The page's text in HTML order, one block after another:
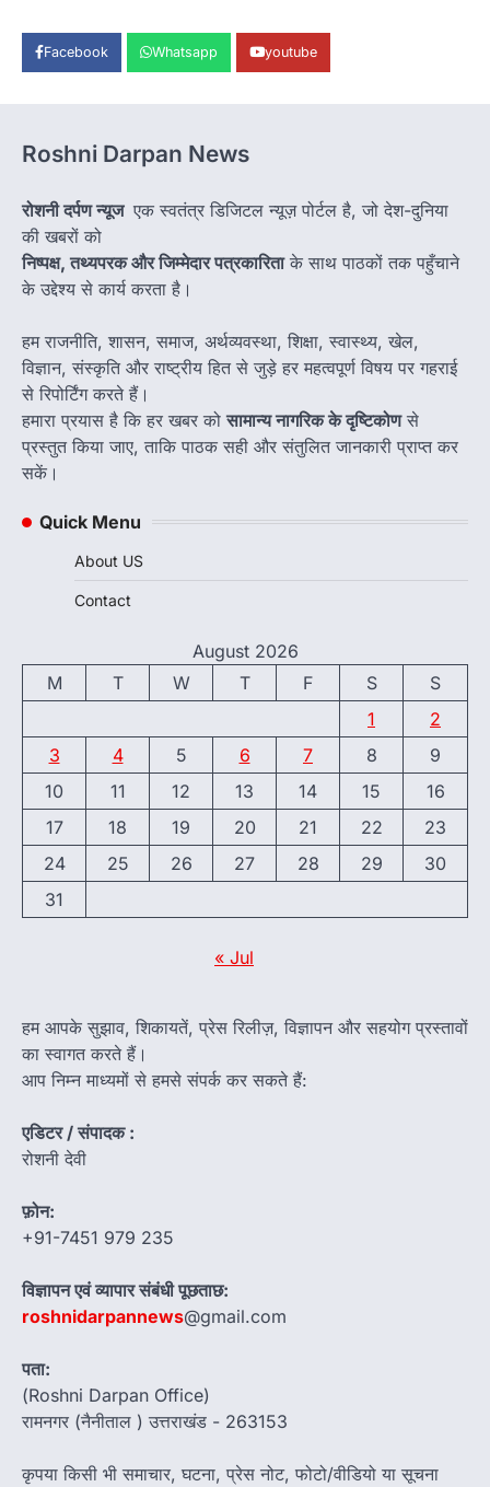
Facebook Whatsapp youtube
Roshni Darpan News
रोशनी दर्पण न्यूज एक स्वतंत्र डिजिटल न्यूज़ पोर्टल है, जो देश-दुनिया
की खबरों को
निष्पक्ष, तथ्यपरक और जिम्मेदार पत्रकारिताके साथ पाठकों तक पहुँचाने
के उद्देश्य से कार्य करता है।
हम राजनीति, शासन, समाज, अर्थव्यवस्था, शिक्षा, स्वास्थ्य, खेल,
विज्ञान, संस्कृति और राष्ट्रीय हित से जुड़े हर महत्वपूर्ण विषय पर गहराई
से रिपोर्टिंग करते हैं।
हमारा प्रयास है कि हर खबर कोसामान्य नागरिक के दृष्टिकोणसे
प्रस्तुत किया जाए, ताकि पाठक सही और संतुलित जानकारी प्राप्त कर
सकें।
Quick Menu
About US
Contact
August 2026
M
T W T F S
S
1
2
3
4 5 6 7 8
9
10
11 12 13 14 15
16
17
18 19 20 21 22
23
24
25 26 27 28 29
30
31
« Jul
हम आपके सुझाव, शिकायतें, प्रेस रिलीज़, विज्ञापन और सहयोग प्रस्तावों
का स्वागत करते हैं।
आप निम्न माध्यमों से हमसे संपर्क कर सकते हैं:
एडिटर / संपादक :
रोशनी देवी
फ़ोन:
+91-7451 979 235
विज्ञापन एवं व्यापार संबंधी पूछताछ:
roshnidarpannews@gmail.com
पता:
(Roshni Darpan Office)
रामनगर (नैनीताल ) उत्तराखंड - 263153
कृपया किसी भी समाचार, घटना, प्रेस नोट, फोटो/वीडियो या सूचना